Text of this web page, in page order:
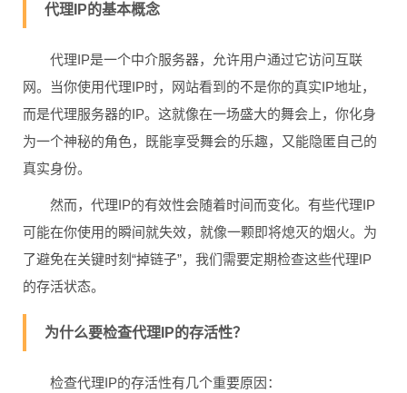
代理IP的基本概念
代理IP是一个中介服务器，允许用户通过它访问互联
网。当你使用代理IP时，网站看到的不是你的真实IP地址，
而是代理服务器的IP。这就像在一场盛大的舞会上，你化身
为一个神秘的角色，既能享受舞会的乐趣，又能隐匿自己的
真实身份。
然而，代理IP的有效性会随着时间而变化。有些代理IP
可能在你使用的瞬间就失效，就像一颗即将熄灭的烟火。为
了避免在关键时刻“掉链子”，我们需要定期检查这些代理IP
的存活状态。
为什么要检查代理IP的存活性？
检查代理IP的存活性有几个重要原因：